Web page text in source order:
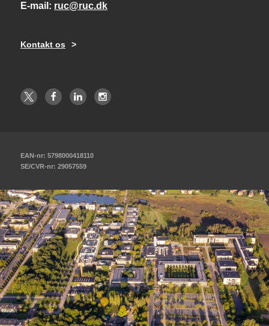
E-mail
ruc@ruc.dk
Kontakt os
EAN-nr: 5798000418110
SE/CVR-nr: 29057559